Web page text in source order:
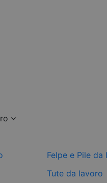
Felpe e Pile da
Tute da lavoro